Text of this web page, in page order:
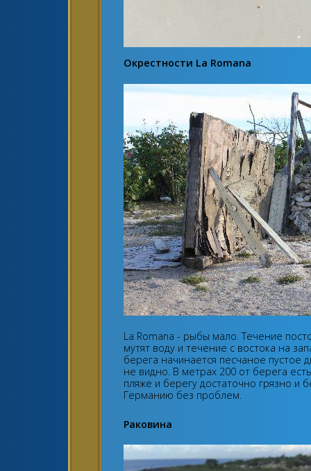
Окрестности La Romana
La Romana - рыбы мало. Течение
мутят воду и течение с востока на
берега начинается песчаное пустое
не видно. В метрах 200 от берега
пляже и берегу достаточно грязно и
Германию без проблем.
Раковина